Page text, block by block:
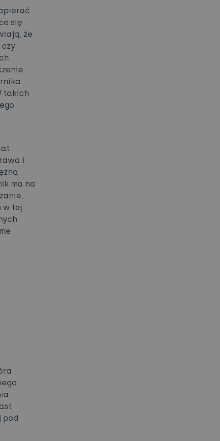
się
że
takich
i
ma na
w tej
pod